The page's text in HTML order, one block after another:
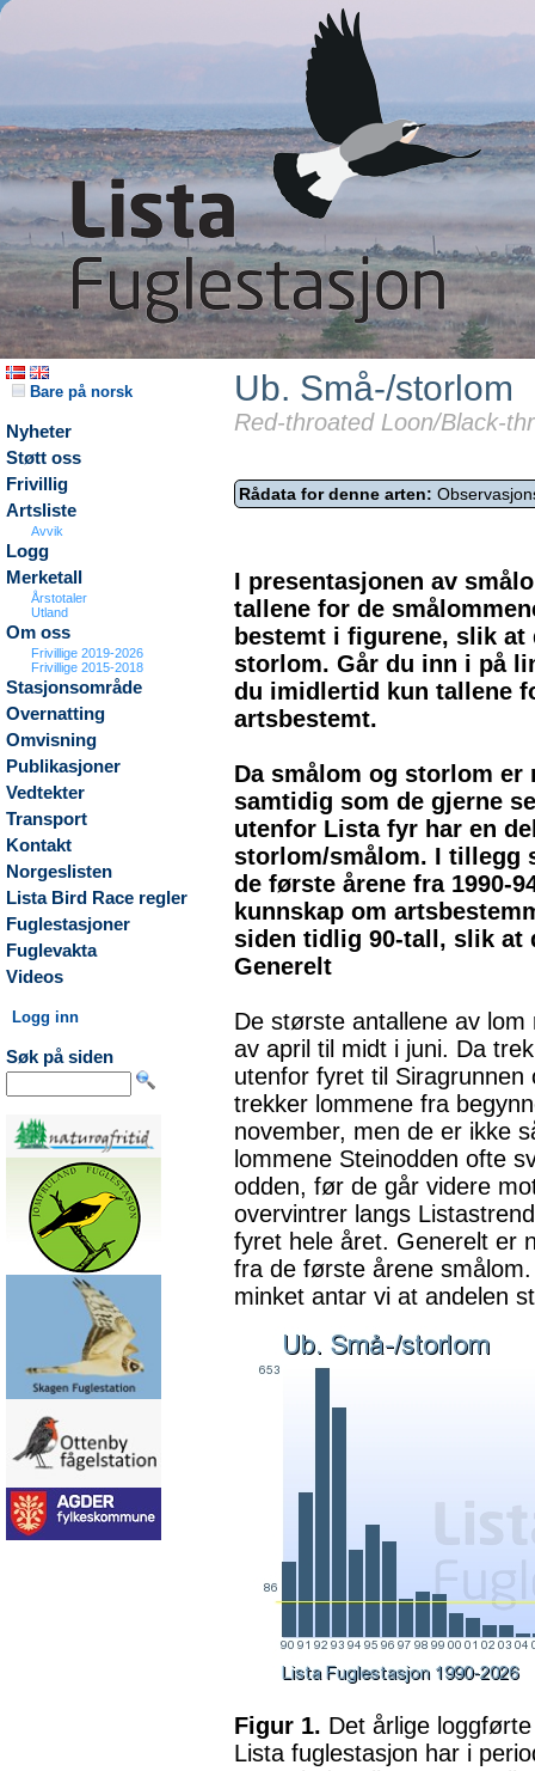
Bare på norsk
Nyheter
Støtt oss
Frivillig
Artsliste
Avvik
Logg
Merketall
Årstotaler
Utland
Om oss
Frivillige 2019-2026
Frivillige 2015-2018
Stasjonsområde
Overnatting
Omvisning
Publikasjoner
Vedtekter
Transport
Kontakt
Norgeslisten
Lista Bird Race regler
Fuglestasjoner
Fuglevakta
Videos
Logg inn
Søk på siden
Ub. Små-/storlom
Red-throated Loon/Black-
Rådata for denne arten:
I presentasjonen av
tallene for de
bestemt i figurene, slik
storlom. Går du inn i på
du imidlertid kun tallene
artsbestemt.
Da smålom og storlom
samtidig som de gjerne
utenfor Lista fyr har en
storlom/smålom. I tillegg
de første årene fra 1990-
kunnskap om
siden tidlig 90-tall, slik at
Generelt
De største antallene av
av april til midt i juni. Da
utenfor fyret til
trekker lommene fra
november, men de er ikke
lommene Steinodden ofte
odden, før de går videre
overvintrer langs
fyret hele året. Generelt er
fra de første årene
minket antar vi at andelen
Figur 1. Det årlige
Lista fuglestasjon har i